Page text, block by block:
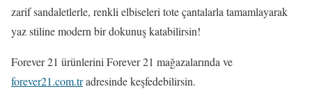
zarif sandaletlerle, renkli elbiseleri tote çantalarla tamamlayarak
yaz stiline modern bir dokunuş katabilirsin!
Forever 21 ürünlerini Forever 21 mağazalarında ve
forever21.com.tradresinde keşfedebilirsin.